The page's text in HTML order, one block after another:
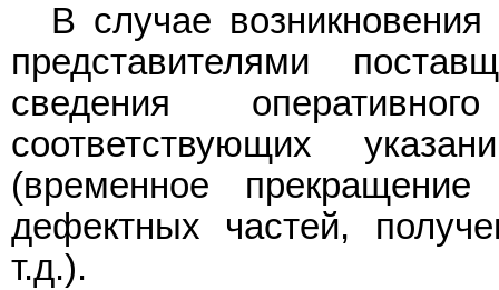
В случае
представителями
сведения
соответствующих
(временное
дефектных частей,
т.д.).